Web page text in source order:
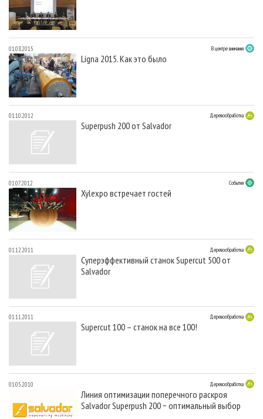
01.08.2015 В центре внимания
Ligna 2015. Как это было
01.10.2012 Деревообработка
Superpush 200 от Salvador
01.07.2012 События
Xylexpo встречает гостей
01.12.2011 Деревообработка
Суперэффективный станок Supercut 500 от
Salvador
01.11.2011 Деревообработка
Supercut 100 – станок на все 100!
01.05.2010 Деревообработка
Линия оптимизации поперечного раскроя
Salvador Superpush 200 − оптимальный выбор